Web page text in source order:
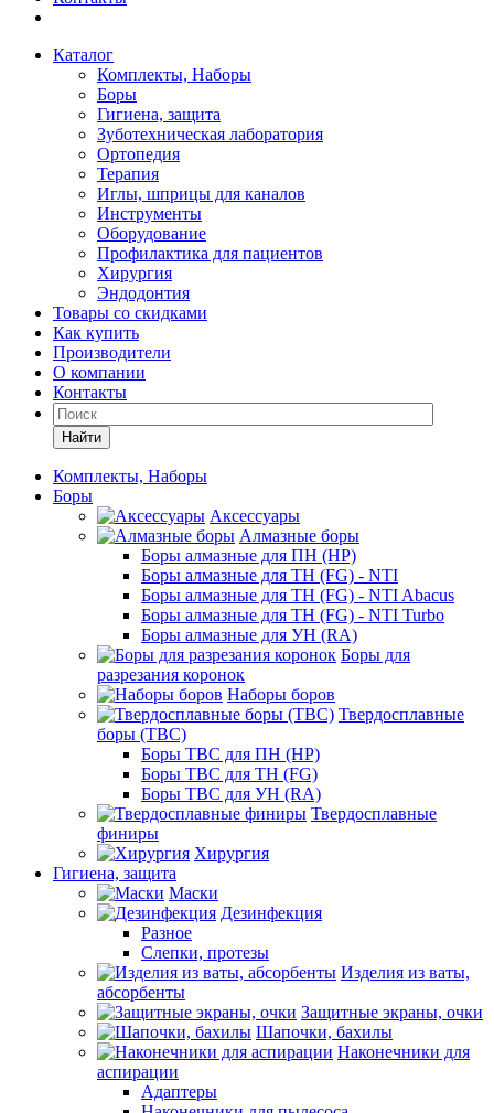
Каталог
Комплекты, Наборы
Боры
Гигиена, защита
Зуботехническая лаборатория
Ортопедия
Терапия
Иглы, шприцы для каналов
Инструменты
Оборудование
Профилактика для пациентов
Хирургия
Эндодонтия
Товары со скидками
Как купить
Производители
О компании
Контакты
Найти
Комплекты, Наборы
Боры
Аксессуары
Алмазные боры
Боры алмазные для ПН (HP)
Боры алмазные для ТН (FG) - NTI
Боры алмазные для ТН (FG) - NTI Abacus
Боры алмазные для ТН (FG) - NTI Turbo
Боры алмазные для УН (RA)
Боры для
разрезания коронок
Наборы боров
Твердосплавные
боры (ТВС)
Боры ТВС для ПН (HP)
Боры ТВС для ТН (FG)
Боры ТВС для УН (RA)
Твердосплавные
финиры
Хирургия
Гигиена, защита
Маски
Дезинфекция
Разное
Слепки, протезы
Изделия из ваты,
абсорбенты
Защитные экраны, очки
Шапочки, бахилы
Наконечники для
аспирации
Адаптеры